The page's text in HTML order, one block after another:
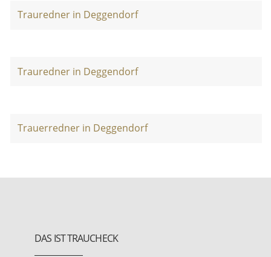
Trauredner in Deggendorf
Trauredner in Deggendorf
Trauerredner in Deggendorf
DAS IST TRAUCHECK